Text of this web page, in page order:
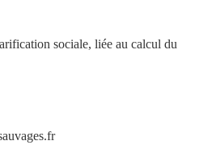
sociale, liée au calcul du